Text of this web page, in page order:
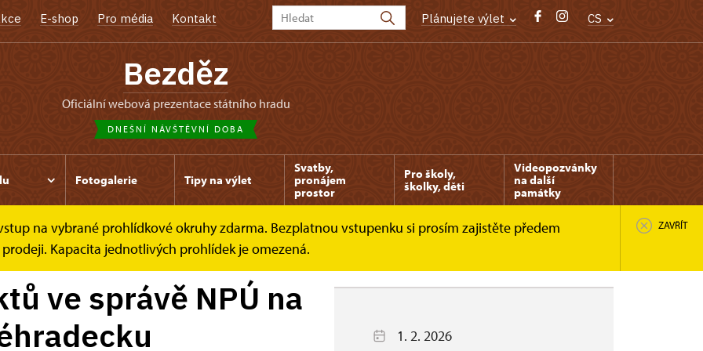
E-shop Pro média Kontakt Plánujete výlet CS
Bezděz
oficiální webová prezentace státního hradu
DNEŠNÍ NÁVŠTĚVNÍ DOBA
Fotogalerie Tipy na výlet
Svatby,
pronájem
prostor
Pro školy,
školky, děti
Videopozvánky
na další
památky
na vybrané prohlídkové okruhy zdarma. Bezplatnou vstupenku si prosím zajistěte předem
Kapacita jednotlivých prohlídek je omezená.
ZAVŘÍT
ve správě NPÚ na
1. 2. 2026